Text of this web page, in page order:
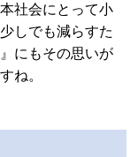
社会にとって小
しでも減らすた
にもその思いが
ね。